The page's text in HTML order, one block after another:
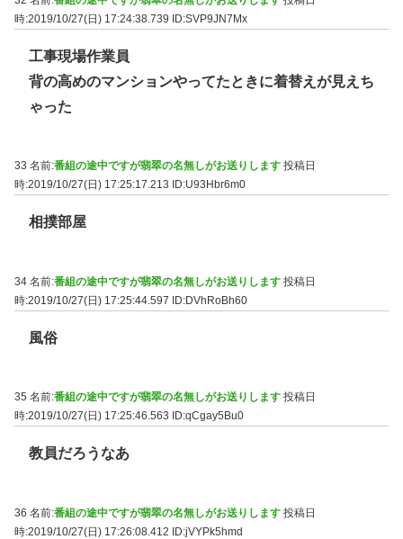
時:2019/10/27(日) 17:24:38.739 ID:SVP9JN7Mx
工事現場作業員
背の高めのマンションやってたときに着替えが見えち
ゃった
33 名前:番組の途中ですが翡翠の名無しがお送りします 投稿日
時:2019/10/27(日) 17:25:17.213
ID:U93Hbr6m0
相撲部屋
34 名前:番組の途中ですが翡翠の名無しがお送りします 投稿日
時:2019/10/27(日) 17:25:44.597 ID:DVhRoBh60
風俗
35 名前:番組の途中ですが翡翠の名無しがお送りします 投稿日
時:2019/10/27(日) 17:25:46.563
ID:qCgay5Bu0
教員だろうなあ
36 名前:番組の途中ですが翡翠の名無しがお送りします 投稿日
時:2019/10/27(日) 17:26:08.412
ID:jVYPk5hmd